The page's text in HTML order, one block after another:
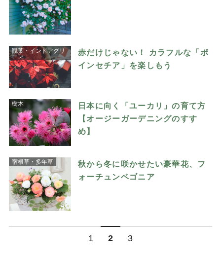
観葉・インドアグリ
ーン
赤だけじゃない！ カラフルな「ポ
インセチア」を楽しもう
樹木
日本に向く「ユーカリ」の育て方
【オージーガーデニングのすす
め】
宿根草・多年草
秋から冬に咲かせたい豪華花、フ
ォーチュンベゴニア
1 2 3